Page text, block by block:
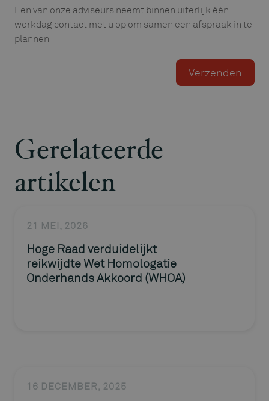
Een van onze adviseurs neemt binnen uiterlijk één
werkdag contact met u op om samen een afspraak in te
plannen
Gerelateerde
artikelen
21 MEI, 2026
Hoge Raad verduidelijkt
reikwijdte Wet Homologatie
Onderhands Akkoord (WHOA)
16 DECEMBER, 2025